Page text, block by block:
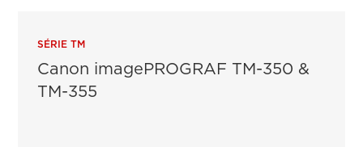
SÉRIE TM
Canon imagePROGRAF TM-350 &
TM-355